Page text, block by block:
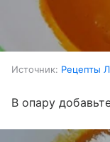
Источник: Рецепты
В опару